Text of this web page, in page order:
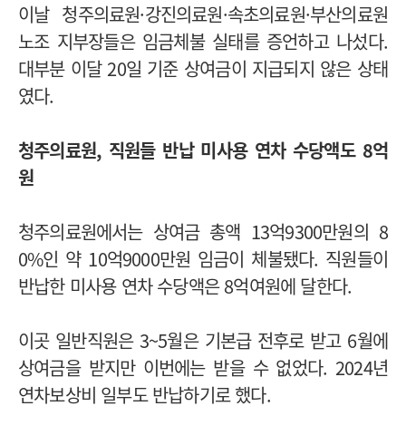
이날 청주의료원·강진의료원·속초의료원·부산의료원
노조 지부장들은 임금체불 실태를 증언하고 나섰다.
대부분 이달 20일 기준 상여금이 지급되지 않은 상태
였다.
청주의료원, 직원들 반납 미사용 연차 수당액도 8억
원
청주의료원에서는 상여금 총액 13억9300만원의 8
0%인 약 10억9000만원 임금이 체불됐다. 직원들이
반납한 미사용 연차 수당액은 8억여원에 달한다.
이곳 일반직원은 3~5월은 기본급 전후로 받고 6월에
상여금을 받지만 이번에는 받을 수 없었다. 2024년
연차보상비 일부도 반납하기로 했다.